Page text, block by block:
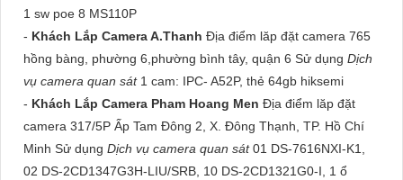
1 sw poe 8 MS110P
- Khách Lắp Camera A.Thanh Địa điểm lăp đặt camera 765
hồng bàng, phường 6,phường bình tây, quận 6 Sử dụng Dịch
vụ camera quan sát 1 cam: IPC- A52P, thẻ 64gb hiksemi
- Khách Lắp Camera Pham Hoang Men Địa điểm lăp đặt
camera 317/5P Ấp Tam Đông 2, X. Đông Thạnh, TP. Hồ Chí
Minh Sử dụng Dịch vụ camera quan sát01 DS-7616NXI-K1,
02 DS-2CD1347G3H-LIU/SRB, 10 DS-2CD1321G0-I, 1 ổ